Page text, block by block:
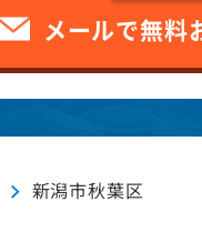
メールで無料
新潟市秋葉区